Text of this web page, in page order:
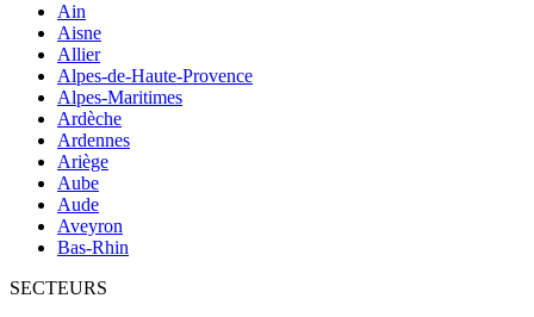
Ain
Aisne
Allier
Alpes-de-Haute-Provence
Alpes-Maritimes
Ardèche
Ardennes
Ariège
Aube
Aude
Aveyron
Bas-Rhin
SECTEURS